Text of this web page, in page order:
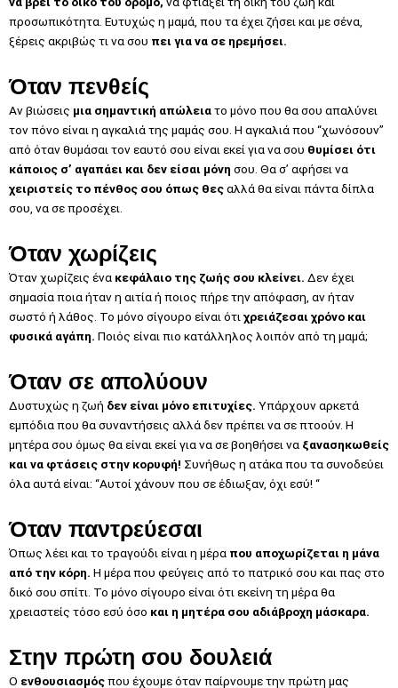
προσωπικότητα. Ευτυχώς η μαμά, που τα έχει ζήσει και με σένα,
ξέρεις ακριβώς τι να σου πει για να σε ηρεμήσει.
Όταν πενθείς
Αν βιώσεις μια σημαντική απώλειατο μόνο που θα σου απαλύνει
τον πόνο είναι η αγκαλιά της μαμάς σου. Η αγκαλιά που “χωνόσουν”
από όταν θυμάσαι τον εαυτό σου είναι εκεί για να σου θυμίσει ότι
κάποιος σ’ αγαπάει και δεν είσαι μόνη σου. Θα σ’ αφήσει να
χειριστείς το πένθος σου όπως θεςαλλά θα είναι πάντα δίπλα
σου, να σε προσέχει.
Όταν χωρίζεις
Όταν χωρίζεις ένα κεφάλαιο της ζωής σου κλείνει. Δεν έχει
σημασία ποια ήταν η αιτία ή ποιος πήρε την απόφαση, αν ήταν
σωστό ή λάθος. Το μόνο σίγουρο είναι ότι χρειάζεσαι χρόνο και
φυσικά αγάπη. Ποιός είναι πιο κατάλληλος λοιπόν από τη μαμά;
Όταν σε απολύουν
Δυστυχώς η ζωή δεν είναι μόνο επιτυχίες. Υπάρχουν αρκετά
εμπόδια που θα συναντήσεις αλλά δεν πρέπει να σε πτοούν. Η
μητέρα σου όμως θα είναι εκεί για να σε βοηθήσει να ξανασηκωθείς
και να φτάσεις στην κορυφή! Συνήθως η ατάκα που τα συνοδεύει
όλα αυτά είναι: “Aυτοί χάνουν που σε έδιωξαν, όχι εσύ! “
Όταν παντρεύεσαι
Όπως λέει και το τραγούδι είναι η μέρα που αποχωρίζεται η μάνα
από την κόρη. Η μέρα που φεύγεις από το πατρικό σου και πας στο
δικό σου σπίτι. Το μόνο σίγουρο είναι ότι εκείνη τη μέρα θα
χρειαστείς τόσο εσύ όσο και η μητέρα σου αδιάβροχη μάσκαρα.
Στην πρώτη σου δουλειά
Ο ενθουσιασμόςπου έχουμε όταν παίρνουμε την πρώτη μας